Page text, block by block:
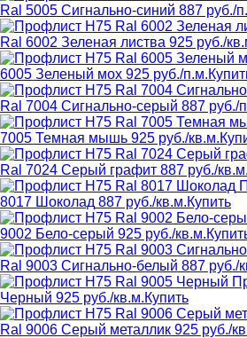
Ral 5005 Сигнально-синий 887 руб./
Ral 6002 Зеленая листва 925 руб./
6005 Зеленый мох 925 руб./п.м.
Ral 7004 Сигнально-серый 887 руб./
7005 Темная мышь 925 руб./кв.м.
Ral 7024 Серый графит 887 руб./кв.м.
8017 Шоколад 887 руб./кв.м.Купить
9002 Бело-серый 925 руб./кв.м.
Ral 9003 Сигнально-белый 887 руб./
Черный 925 руб./кв.м.Купить
Ral 9006 Серый металлик 925 руб./